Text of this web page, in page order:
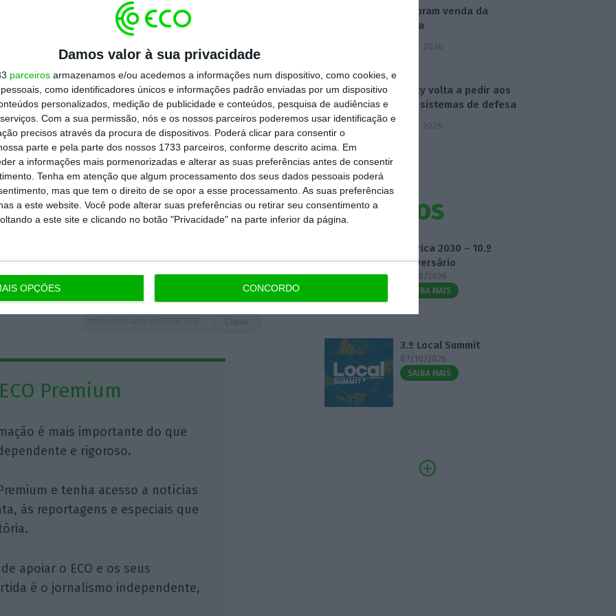
Damos valor à sua privacidade
parceiros armazenamos e/ou acedemos a informações num dispositivo, como cookies, e
como identificadores únicos e informações padrão enviadas por um dispositivo
personalizados, medição de publicidade e conteúdos, pesquisa de audiências e
Com a sua permissão, nós e os nossos parceiros poderemos usar identificação e
precisos através da procura de dispositivos. Poderá clicar para consentir o
parte e pela parte dos nossos 1733 parceiros, conforme descrito acima. Em
a informações mais pormenorizadas e alterar as suas preferências antes de consentir
Tenha em atenção que algum processamento dos seus dados pessoais poderá
mas que tem o direito de se opor a esse processamento. As suas preferências
a este website. Você pode alterar suas preferências ou retirar seu consentimento a
a este site e clicando no botão "Privacidade" na parte inferior da página.
OPÇÕES CONCORDO
convicção de que até ao final do ano
este problema solucionado, pelo menos
resultado positivo”, afirma Faria de
o importante é que ofuturo acionista seja
de maneira a reforçar o sistema bancário
Lone Star e o banco China
novas ofertas vinculativas de compra do
de Portugal que se mantém disponível
o BPI ter-se-á afastado do processo.
Premium
é mais importante do que
e rigoroso.
e tenha acesso a notícias
às reportagens e especiais que
apoiar o ECO e os seus
é o jornalismo independente,
assessoram venda da
Caravela
4 Agosto 2026
Zelensky volta a pedir aos
aliados sistemas de defesa
5 Agosto 2026
Eventos
Fábrica 2030 – 10.º
Aniversário
14/10/2026
SAIBA MAIS
3.º Local Summit
07/10/2026
SAIBA MAIS